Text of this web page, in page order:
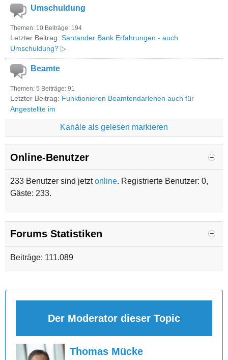
Umschuldung
Themen: 10 Beiträge: 194
Letzter Beitrag: Santander Bank Erfahrungen - auch
Umschuldung? ▷
Beamte
Themen: 5 Beiträge: 91
Letzter Beitrag: Funktionieren Beamtendarlehen auch für
Angestellte im
Kanäle als gelesen markieren
Online-Benutzer
233 Benutzer sind jetztonline. Registrierte Benutzer: 0,
Gäste: 233.
Forums Statistiken
Beiträge: 111.089
Der Moderator dieser Topic
Thomas Mücke